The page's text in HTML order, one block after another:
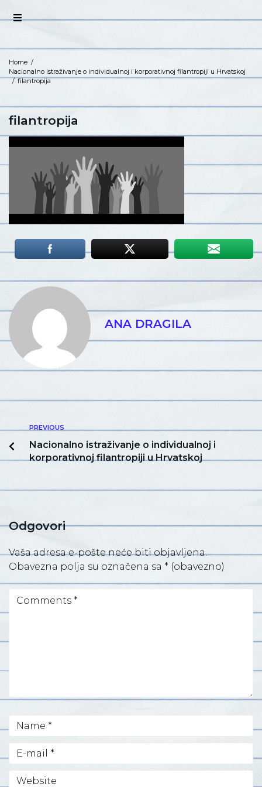
Home /
Nacionalno istraživanje o individualnoj i korporativnoj filantropiji u Hrvatskoj
/ filantropija
filantropija
ANA DRAGILA
PREVIOUS
Nacionalno istraživanje o individualnoj i
korporativnoj filantropiji u Hrvatskoj
Odgovori
Vaša adresa e-pošte neće biti objavljena.
Obavezna polja su označena sa * (obavezno)